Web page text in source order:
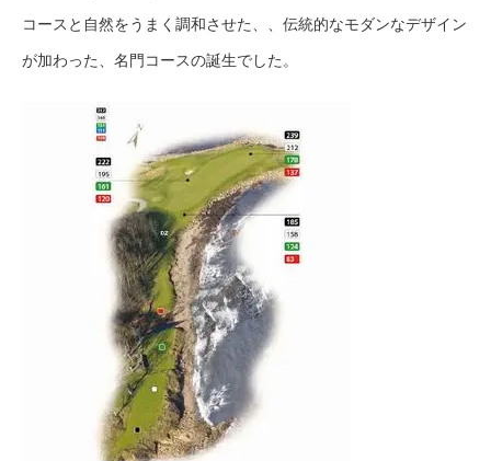
コースと自然をうまく調和させた、、伝統的なモダンなデザイン
が加わった、名門コースの誕生でした。